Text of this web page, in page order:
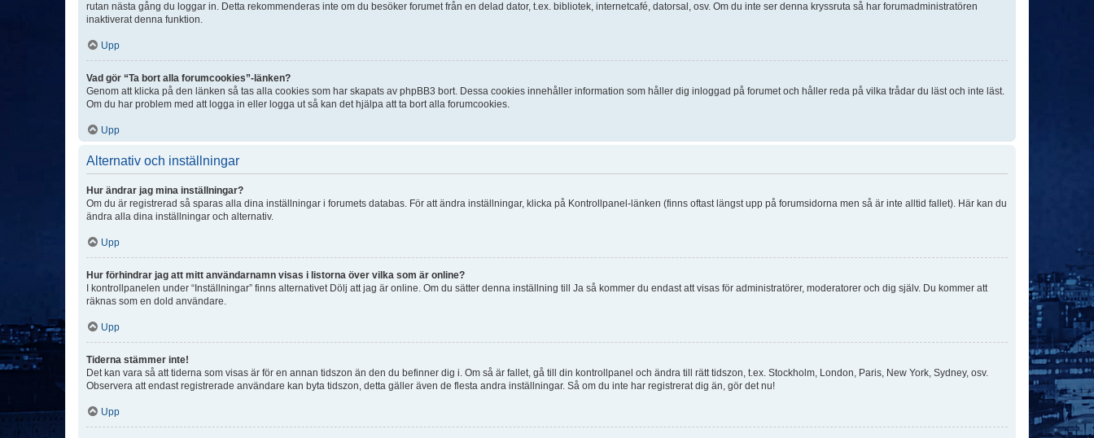
rutan nästa gång du loggar in. Detta rekommenderas inte om du besöker forumet från en delad dator, t.ex. bibliotek, internetcafé, datorsal, osv. Om du inte ser denna kryssruta så har forumadministratören
inaktiverat denna funktion.
Upp
Vad gör “Ta bort alla forumcookies”-länken?
Genom att klicka på den länken så tas alla cookies som har skapats av phpBB3 bort. Dessa cookies innehåller information som håller dig inloggad på forumet och håller reda på vilka trådar du läst och inte läst.
Om du har problem med att logga in eller logga ut så kan det hjälpa att ta bort alla forumcookies.
Upp
Alternativ och inställningar
Hur ändrar jag mina inställningar?
Om du är registrerad så sparas alla dina inställningar i forumets databas. För att ändra inställningar, klicka på Kontrollpanel-länken (finns oftast längst upp på forumsidorna men så är inte alltid fallet). Här kan du
ändra alla dina inställningar och alternativ.
Upp
Hur förhindrar jag att mitt användarnamn visas i listorna över vilka som är online?
I kontrollpanelen under “Inställningar” finns alternativet Dölj att jag är online. Om du sätter denna inställning till Ja så kommer du endast att visas för administratörer, moderatorer och dig själv. Du kommer att
räknas som en dold användare.
Upp
Tiderna stämmer inte!
Det kan vara så att tiderna som visas är för en annan tidszon än den du befinner dig i. Om så är fallet, gå till din kontrollpanel och ändra till rätt tidszon, t.ex. Stockholm, London, Paris, New York, Sydney, osv.
Observera att endast registrerade användare kan byta tidszon, detta gäller även de flesta andra inställningar. Så om du inte har registrerat dig än, gör det nu!
Upp